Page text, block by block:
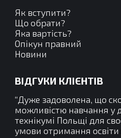
Як вступити?
Що обрати?
Яка вартість?
Опікун правний
Новини
ВІДГУКИ КЛІЄНТІВ
“Дуже задоволена, що
можливістю навчання у
технікумі Польщі для
умови отримання